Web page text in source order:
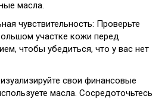
масла.
чувствительность: Проверьте
участке кожи перед
чтобы убедиться, что у вас нет
свои финансовые
масла. Сосредоточьтесь